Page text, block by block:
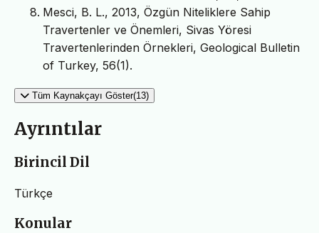
Mesci, B. L., 2013, Özgün Niteliklere Sahip
Travertenler ve Önemleri, Sivas Yöresi
Travertenlerinden Örnekleri, Geological Bulletin
of Turkey, 56(1).
Tüm Kaynakçayı Göster(13)
Ayrıntılar
Birincil Dil
Türkçe
Konular